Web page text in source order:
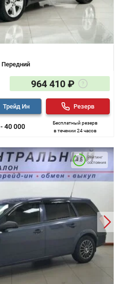
Передний
964 410 ₽
- 40 000
Трейд Ин
Бесплатный резерв
в течении 24 часов
Резерв
Рейтинг
состояния
4.5